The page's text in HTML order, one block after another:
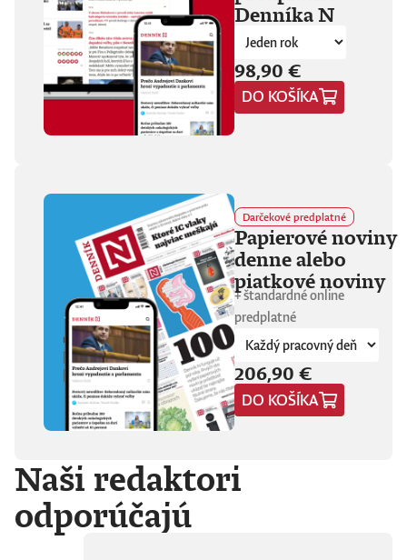
fanúšikovia aj
kritika dávajú palec
hore. Hrá pred
tisíckami ľudí na
festivaloch, vo
vypredaných sálach
aj v malých
punkových
ľudia, ktorí sa
predtým nepoznali,
vedú intenzívny
dialóg o hudbe a
stave sveta. V
štrnástich
tematicky
zameraných
kapitolách príde
okrem iného reč na
punk, trap,
rock’n’roll, Beatles,
Sex Pistols,
Dostojevského,
Hegela, Boha, GG
psychické diagnózy,
lásku, násilie,
rómstvo, working
class, anarchizmus,
okultizmus,
Denníka N
98,90 €
DO KOŠÍKA
Darčekové predplatné
Papierové noviny
denne alebo
piatkové noviny
+ štandardné online
predplatné
206,90 €
DO KOŠÍKA
Naši redaktori
odporúčajú